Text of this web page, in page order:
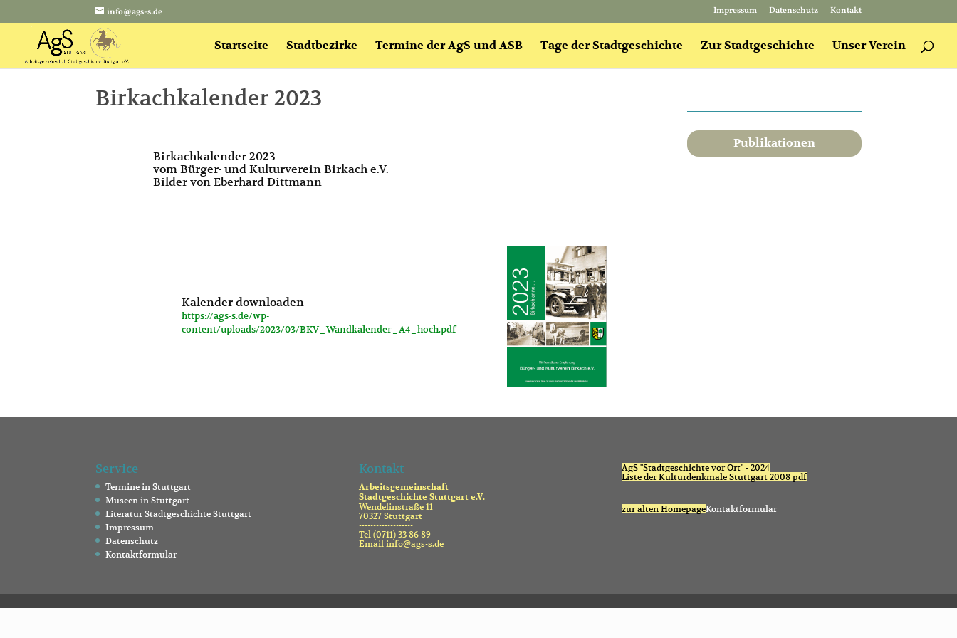
info@ags-s.de Impressum Datenschutz Kontakt
Startseite Stadtbezirke Termine der AgS und ASB Tage der Stadtgeschichte Zur Stadtgeschichte Unser Verein
Birkachkalender 2023
Birkachkalender 2023
vom Bürger- und Kulturverein Birkach e.V.
Bilder von Eberhard Dittmann
Kalender downloaden
https://ags-s.de/wp-
content/uploads/2023/03/BKV_Wandkalender_A4_hoch.pdf
Publikationen
Service
Termine in Stuttgart
Museen in Stuttgart
Literatur Stadtgeschichte Stuttgart
Impressum
Datenschutz
Kontaktformular
Kontakt
Arbeitsgemeinschaft
Stadtgeschichte Stuttgart e.V.
Wendelinstraße 11
70327 Stuttgart
-------------------
Tel (0711) 33 86 89
Email info@ags-s.de
AgS "Stadtgeschichte vor Ort" - 2024
Liste der Kulturdenkmale Stuttgart 2008 pdf
zur alten HomepageKontaktformular